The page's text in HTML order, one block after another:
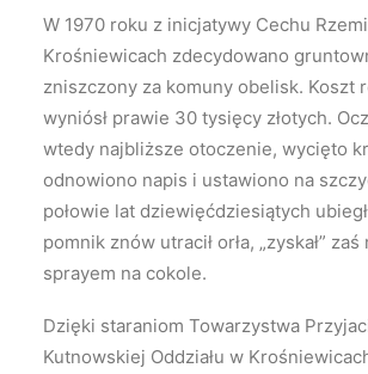
W 1970 roku z inicjatywy Cechu
Krośniewicach zdecydowano
zniszczony za komuny obelisk. Koszt
wyniósł prawie 30 tysięcy złotych.
wtedy najbliższe otoczenie, wycięto
odnowiono napis i ustawiono na
połowie lat dziewięćdziesiątych
pomnik znów utracił orła, „zyskał” zaś
sprayem na cokole.
Dzięki staraniom Towarzystwa
Kutnowskiej Oddziału w